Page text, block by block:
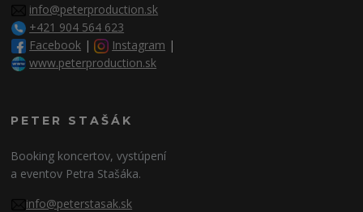
info@peterproduction.sk
+421 904 564 623
Facebook | Instagram |
www.peterproduction.sk
PETER STAŠÁK
Booking koncertov, vystúpení
a eventov Petra Stašáka.
info@peterstasak.sk